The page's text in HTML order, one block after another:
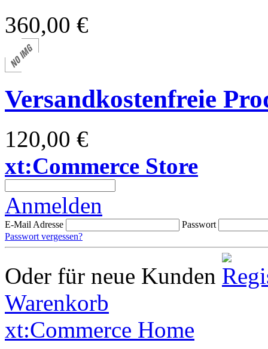
360,00 €
Versandkostenfreie
120,00 €
xt:Commerce Store
Anmelden
E-Mail Adresse
Passwort
Passwort vergessen?
Oder für neue Kunden
Warenkorb
xt:Commerce Home